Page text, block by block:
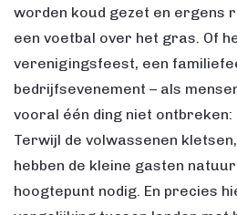
worden koud gezet en ergens
een voetbal over het gras. Of
verenigingsfeest, een
bedrijfsevenement – als
vooral één ding niet ontbreken:
Terwijl de volwassenen
hebben de kleine gasten
hoogtepunt nodig. En precies